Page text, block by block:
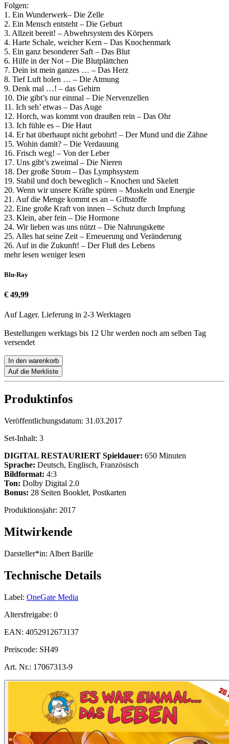
Folgen:
1. Ein Wunderwerk– Die Zelle
2. Ein Mensch entsteht – Die Geburt
3. Allzeit bereit! – Abwehrsystem des Körpers
4. Harte Schale, weicher Kern – Das Knochenmark
5. Ein ganz besonderer Saft – Das Blut
6. Hilfe in der Not – Die Blutplättchen
7. Dein ist mein ganzes … – Das Herz
8. Tief Luft holen … – Die Atmung
9. Denk mal …! – das Gehirn
10. Die gibt’s nur einmal – Die Nervenzellen
11. Ich seh’ etwas – Das Auge
12. Horch, was kommt von draußen rein – Das Ohr
13. Ich fühle es – Die Haut
14. Er hat überhaupt nicht gebohrt! – Der Mund und die Zähne
15. Wohin damit? – Die Verdauung
16. Frisch weg! – Von der Leber
17. Uns gibt’s zweimal – Die Nieren
18. Der große Strom – Das Lymphsystem
19. Stabil und doch beweglich – Knochen und Skelett
20. Wenn wir unsere Kräfte spüren – Muskeln und Energie
21. Auf die Menge kommt es an – Giftstoffe
22. Eine große Kraft von innen – Schutz durch Impfung
23. Klein, aber fein – Die Hormone
24. Wir lieben was uns nützt – Die Nahrungskette
25. Alles hat seine Zeit – Erneuerung und Veränderung
26. Auf in die Zukunft! – Der Fluß des Lebens
mehr lesen weniger lesen
Blu-Ray
€ 49,99
Auf Lager. Lieferung in 2-3 Werktagen
Bestellungen werktags bis 12 Uhr werden noch am selben Tag
versendet
In den warenkorb
Auf die Merkliste
Produktinfos
Veröffentlichungsdatum: 31.03.2017
Set-Inhalt: 3
DIGITAL RESTAURIERT Spieldauer: 650 Minuten
Sprache: Deutsch, Englisch, Französisch
Bildformat: 4:3
Ton: Dolby Digital 2.0
Bonus: 28 Seiten Booklet, Postkarten
Produktionsjahr: 2017
Mitwirkende
Darsteller*in: Albert Barille
Technische Details
Label: OneGate Media
Altersfreigabe: 0
EAN: 4052912673137
Preiscode: SH49
Art. Nr.: 17067313-9